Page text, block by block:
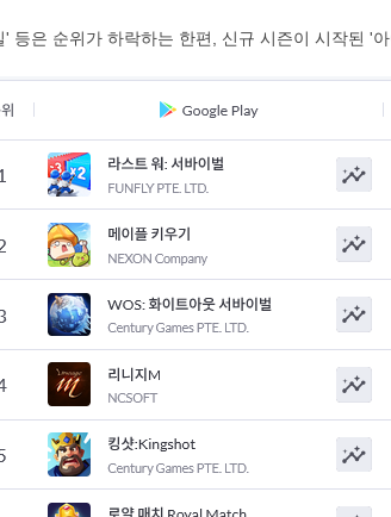
등은 순위가 하락하는 한편, 신규 시즌이 시작된 '